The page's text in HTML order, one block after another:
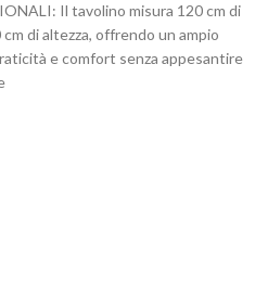
Il tavolino misura 120 cm di
di altezza, offrendo un ampio
e comfort senza appesantire